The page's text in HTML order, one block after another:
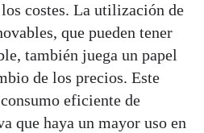
costes. La utilización de
que pueden tener
también juega un papel
de los precios. Este
eficiente de
que haya un mayor uso en